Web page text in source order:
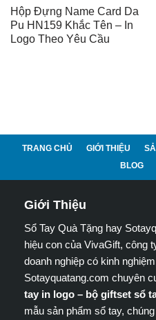
Hộp Đựng Name Card Da
Pu HN159 Khắc Tên – In
Logo Theo Yêu Cầu
TRANG CHỦ GIỚI THIỆU
BLOG
Giới Thiệu
Sổ Tay Quà Tặng hay
hiệu con của VivaGift, công
doanh nghiệp có kinh
Sotayquatang.com chuyên
tay in logo – bộ giftset sổ
mẫu sản phẩm sổ tay,